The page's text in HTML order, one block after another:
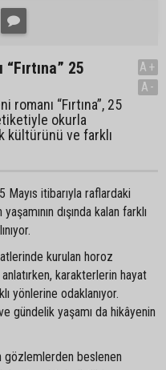
25
romanı “Fırtına”, 25
okurla
kültürünü ve farklı
A+
A-
Mayıs itibarıyla raflardaki
dışında kalan farklı
kurulan horoz
karakterlerin hayat
yönlerine odaklanıyor.
gündelik yaşamı da hikâyenin
gözlemlerden beslenen